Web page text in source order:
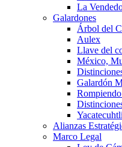
La
Galardones
Árbol del
Aulex
Llave del
México,
Galardón
Yacatecuhtli
Alianzas
Marco Legal